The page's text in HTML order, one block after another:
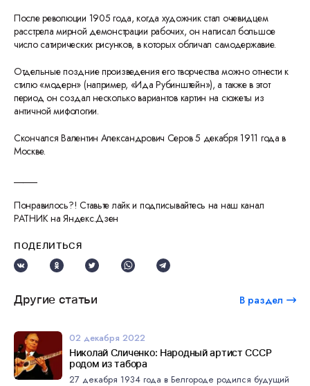
После революции 1905 года, когда художник стал очевидцем
расстрела мирной демонстрации рабочих, он написал большое
число сатирических рисунков, в которых обличал самодержавие.
Отдельные поздние произведения его творчества можно отнести к
стилю «модерн» (например, «Ида Рубинштейн»), а также в этот
период он создал несколько вариантов картин на сюжеты из
античной мифологии.
Скончался Валентин Александрович Серов 5 декабря 1911 года в
Москве.
Понравилось?! Ставьте лайк и подписывайтесь на наш канал
РАТНИК на Яндекс.Дзен
ПОДЕЛИТЬСЯ
Другие статьи В раздел
02 декабря 2022
Николай Сличенко: Народный артист СССР
родом из табора
27 декабря 1934 года в Белгороде родился будущий